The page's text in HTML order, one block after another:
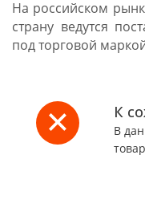
На российском
страну ведутся
под торговой
К
В